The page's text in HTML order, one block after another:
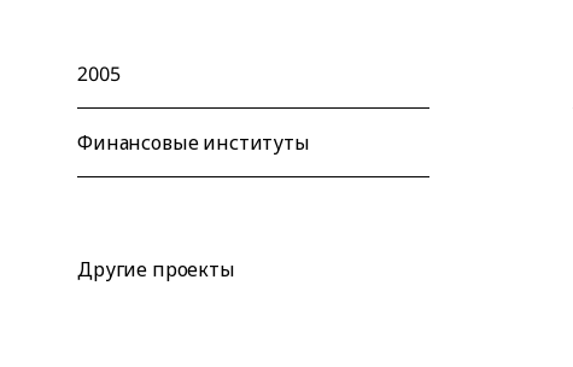
2005
Финансовые институты
Другие проекты